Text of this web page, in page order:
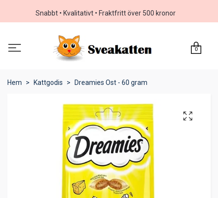
Snabbt • Kvalitativt • Fraktfritt över 500 kronor
0
Hem Kattgodis Dreamies Ost - 60 gram